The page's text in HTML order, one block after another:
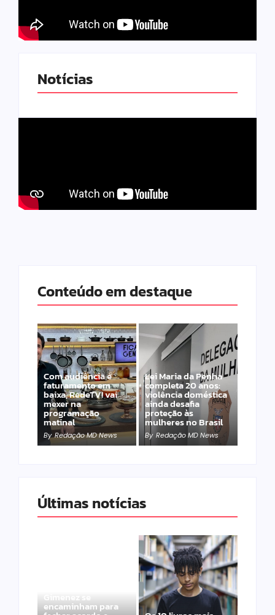
Notícias
Conteúdo em destaque
Com audiência e
faturamento em
baixa, RedeTV! vai
mexer na
programação
matinal
By Redação MD News
Lei Maria da Penha
completa 20 anos:
violência doméstica
ainda desafia
proteção às
mulheres no Brasil
By Redação MD News
Últimas notícias
Gimenez se
encaminham para